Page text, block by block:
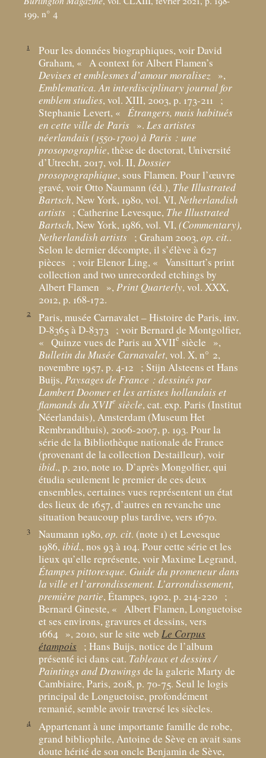
199, n° 4
1
Pour les données biographiques, voir David
Graham, « A context for Albert Flamen’s
Devises et emblesmes d’amour moralisez »,
Emblematica. An interdisciplinary journal for
emblem studies, vol. XIII, 2003, p. 173-211 ;
Stephanie Levert, « Étrangers, mais habitués
en cette ville de Paris ». Les artistes
néerlandais (1550-1700) à Paris : une
prosopographie, thèse de doctorat, Université
d’Utrecht, 2017, vol. II,Dossier
prosopographique, sous Flamen. Pour l’œuvre
gravé, voir Otto Naumann (éd.), The Illustrated
Bartsch, New York, 1980, vol. VI,Netherlandish
artists ; Catherine Levesque, The Illustrated
Bartsch, New York, 1986, vol. VI,(Commentary),
Netherlandish artists ; Graham 2003,op. cit..
Selon le dernier décompte, il s’élève à 627
pièces
; voir Elenor Ling, « Vansittart’s print
collection and two unrecorded etchings by
Albert Flamen
»,Print Quarterly, vol. XXX,
2012, p. 168-172.
2
Paris, musée Carnavalet – Histoire de Paris, inv.
D-8365 à D-8373 ; voir Bernard de Montgolfier,
« Quinze vues de Paris au XVIIe siècle
»,
Bulletin du Musée Carnavalet, vol. X, n° 2,
novembre 1957, p. 4-12
; Stijn Alsteens et Hans
Buijs,Paysages de France : dessinés par
Lambert Doomer et les artistes hollandais et
flamands du XVIIe siècle, cat. exp. Paris (Institut
Néerlandais), Amsterdam (Museum Het
Rembrandthuis), 2006-2007, p. 193. Pour la
série de la Bibliothèque nationale de France
(provenant de la collection Destailleur), voir
ibid., p. 210, note 10. D’après Mongolfier, qui
étudia seulement le premier de ces deux
ensembles, certaines vues représentent un état
des lieux de 1657, d’autres en revanche une
situation beaucoup plus tardive, vers 1670.
3 Naumann 1980,op. cit. (note 1) et Levesque
1986, ibid., nos 93 à 104. Pour cette série et les
lieux qu’elle représente, voir Maxime Legrand,
Étampes pittoresque. Guide du promeneur dans
la ville et l’arrondissement. L’arrondissement,
première partie, Étampes, 1902, p. 214-220 ;
Bernard Gineste, « Albert Flamen, Longuetoise
et ses environs, gravures et dessins, vers
1664 », 2010, sur le site web Le Corpus
étampois ; Hans Buijs, notice de l’album
présenté ici dans cat. Tableaux et dessins /
Paintings and Drawingsde la galerie Marty de
Cambiaire, Paris, 2018, p. 70-75. Seul le logis
principal de Longuetoise, profondément
remanié, semble avoir traversé les siècles.
4
Appartenant à une importante famille de robe,
grand bibliophile, Antoine de Sève en avait sans
doute hérité de son oncle Benjamin de Sève,